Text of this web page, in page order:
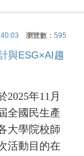
瀏覽數： 595
與ESG×AI趨
年11月
全國民生產
大學院校師
活動目的在